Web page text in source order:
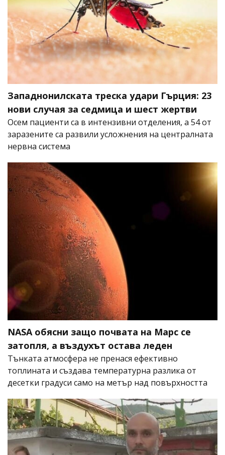
Западнонилската треска удари Гърция: 23
нови случая за седмица и шест жертви
Осем пациенти са в интензивни отделения, а 54 от
заразените са развили усложнения на централната
нервна система
NASA обясни защо почвата на Марс се
затопля, а въздухът остава леден
Тънката атмосфера не пренася ефективно
топлината и създава температурна разлика от
десетки градуси само на метър над повърхността